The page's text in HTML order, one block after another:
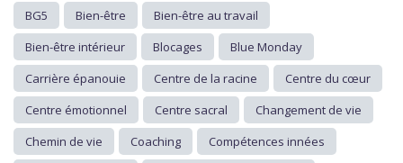
BG5
Bien-être
Bien-être au travail
Bien-être intérieur
Blocages
Blue Monday
Carrière épanouie
Centre de la racine
Centre du cœur
Centre émotionnel
Centre sacral
Changement de vie
Chemin de vie
Coaching
Compétences innées